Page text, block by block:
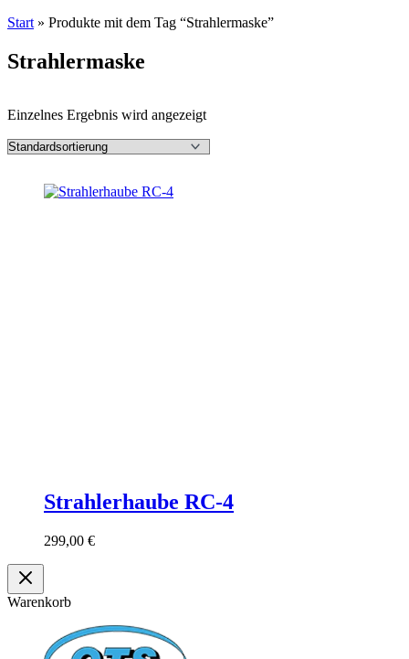
Start » Produkte mit dem Tag “Strahlermaske”
Strahlermaske
Einzelnes Ergebnis wird angezeigt
Strahlerhaube RC-4
299,00 €
Warenkorb